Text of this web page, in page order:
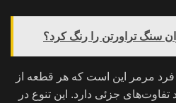
سنگ تراورتن را رنگ کرد؟
مرمر این است که هر قطعه از
جزئی دارد. این تنوع در